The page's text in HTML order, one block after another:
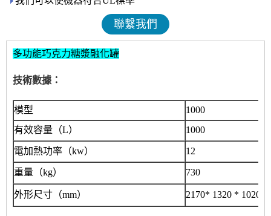
聯繫我們
多功能巧克力糖漿融化罐
技術數據：
模型
1000
有效容量（L）
1000
電加熱功率（kw） 12
重量（kg） 730
外形尺寸（mm） 2170* 1320 * 1020